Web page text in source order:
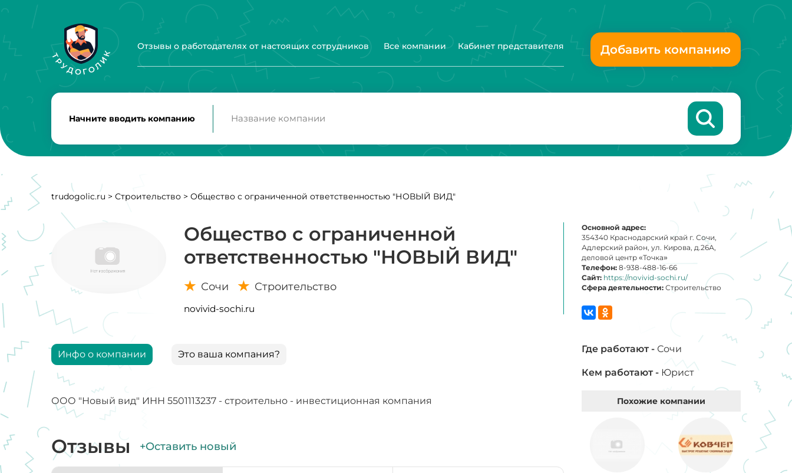
Отзывы о работодателях от настоящих сотрудников Все компании Кабинет представителя Добавить компанию
Начните вводить компанию
trudogolic.ru > Строительство > Общество с ограниченной ответственностью "НОВЫЙ ВИД"
Общество с ограниченной
ответственностью "НОВЫЙ ВИД"
Сочи Строительство
novivid-sochi.ru
Инфо о компании Это ваша компания?
ООО "Новый вид" ИНН 5501113237 - строительно - инвестиционная компания
Отзывы +Оставить новый
Основной адрес:
354340 Краснодарский край г. Сочи,
Адлерский район, ул. Кирова, д.26А,
деловой центр «Точка»
Телефон: 8-938-488-16-66
Сайт: https://novivid-sochi.ru/
Сфера деятельности: Строительство
Где работают - Сочи
Кем работают - Юрист
Похожие компании